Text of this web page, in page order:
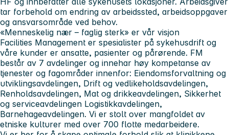
tar forbehold om endring av arbeidssted, arbeidsoppgaver
og ansvarsområde ved behov.
«Menneskelig nær – faglig sterk» er vår visjon
Facilities Management er spesialister på sykehusdrift og
våre kunder er ansatte, pasienter og pårørende. FM
består av 7 avdelinger og innehar høy kompetanse av
tjenester og fagområder innenfor: Eiendomsforvaltning og
utviklingsavdelingen, Drift og vedlikeholdsavdelingen,
Renholdsavdelingen, Mat og drikkeavdelingen, Sikkerhet
og serviceavdelingen Logistikkavdelingen,
Barnehageavdelingen. Vi er stolt over mangfoldet av
etniske kulturer med over 700 flotte medarbeidere.